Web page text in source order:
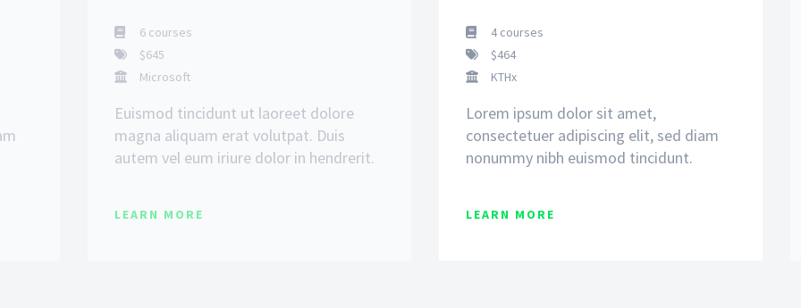
6 courses
$645
Microsoft
Euismod tincidunt ut laoreet dolore
magna aliquam erat volutpat. Duis
autem vel eum iriure dolor in hendrerit.
LEARN MORE
4 courses
$464
KTHx
Lorem ipsum dolor sit amet,
consectetuer adipiscing elit, sed diam
nonummy nibh euismod tincidunt.
LEARN MORE